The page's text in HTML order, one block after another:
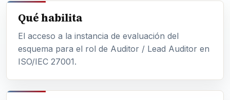
Qué habilita
El acceso a la instancia de evaluación del
esquema para el rol de Auditor / Lead Auditor en
ISO/IEC 27001.